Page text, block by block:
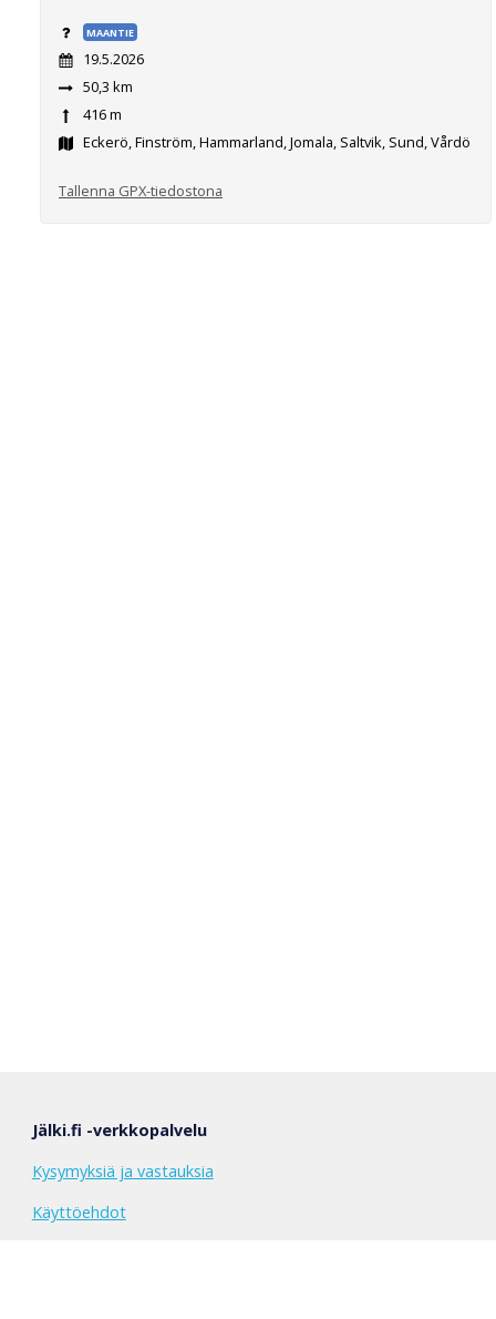
MAANTIE
19.5.2026
50,3 km
416 m
Eckerö, Finström, Hammarland, Jomala, Saltvik, Sund, Vårdö
Tallenna GPX-tiedostona
Jälki.fi -verkkopalvelu
Kysymyksiä ja vastauksia
Käyttöehdot